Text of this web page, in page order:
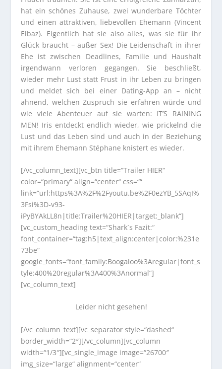
hat ein schönes Zuhause, zwei wunderbare Töchter
und einen attraktiven, liebevollen Ehemann (Vincent
Elbaz). Eigentlich hat sie also alles, was sie für ihr
Glück braucht – außer Sex! Die Leidenschaft in ihrer
Ehe ist zwischen Deadlines, Familie und Haushalt
irgendwann verloren gegangen. Sie beschließt,
wieder mehr Lust statt Frust in ihr Leben zu bringen
und meldet sich bei einer Dating-App an – nicht
ahnend, welchen Zuspruch sie erfahren würde und
wie viele Abenteuer auf sie warten: IT’S RAINING
MEN! Iris entdeckt endlich wieder, wie prickelnd die
Lust und das Leben sind und auch in der Beziehung
mit ihrem Ehemann Stéphane knistert es wieder.
[/vc_column_text][vc_btn title=“Trailer HIER“
color=“primary“ align=“center“ css=““
link=“url:https%3A%2F%2Fyoutu.be%2F0ezYB_5SAqI%
3Fsi%3D-v93-
iPyBYAkLL8n|title:Trailer%20HIER|target:_blank“]
[vc_custom_heading text=“Shark´s Fazit:“
font_container=“tag:h5|text_align:center|color:%231e
73be“
google_fonts=“font_family:Boogaloo%3Aregular|font_s
tyle:400%20regular%3A400%3Anormal“]
[vc_column_text]
Leider nicht gesehen!
[/vc_column_text][vc_separator style=“dashed“
border_width=“2″][/vc_column][vc_column
width=“1/3″][vc_single_image image=“26700″
img_size=“large“ alignment=“center“